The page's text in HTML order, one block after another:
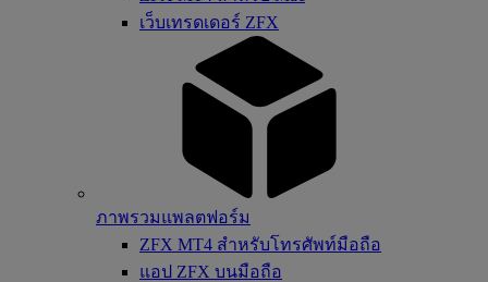
เว็บเทรดเดอร์ ZFX
ภาพรวมแพลตฟอร์ม
ZFX MT4 สำหรับโทรศัพท์มือถือ
แอป ZFX บนมือถือ